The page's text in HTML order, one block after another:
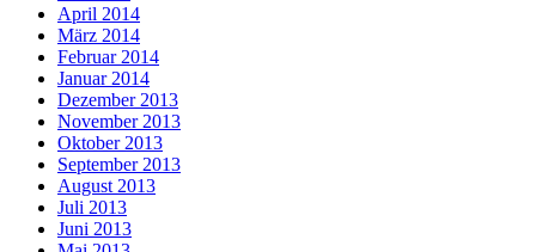
April 2014
März 2014
Februar 2014
Januar 2014
Dezember 2013
November 2013
Oktober 2013
September 2013
August 2013
Juli 2013
Juni 2013